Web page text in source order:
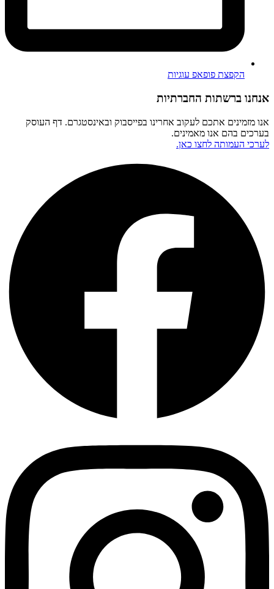
הקפצת פופאפ עוגיות
אנחנו ברשתות החברתיות
אנו מזמינים אתכם לעקוב אחרינו בפייסבוק ובאינסטגרם. דף העוסק
בערכים בהם אנו מאמינים.
לערכי העמותה לחצו כאן.